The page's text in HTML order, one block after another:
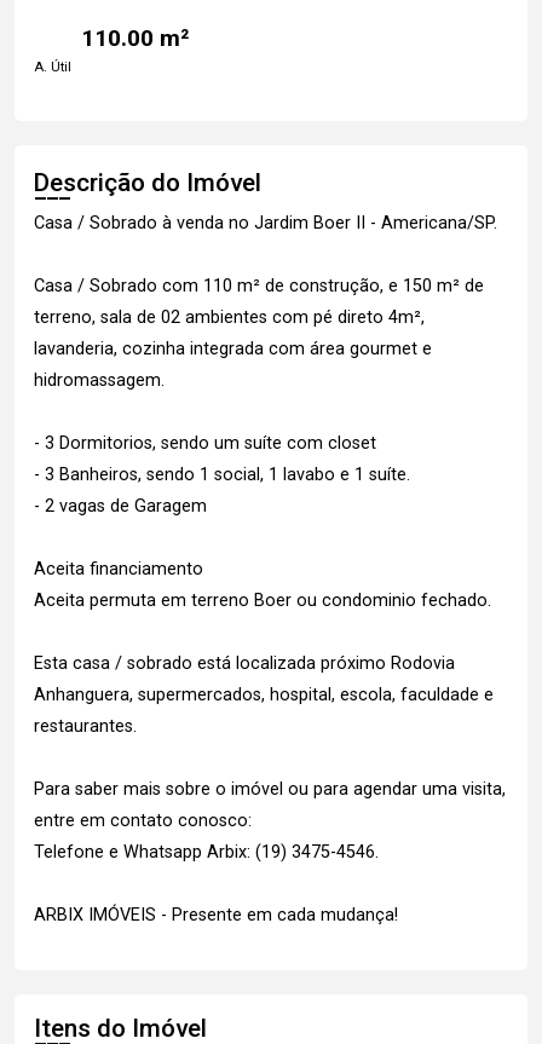
110.00 m²
A. Útil
Descrição do Imóvel
Casa / Sobrado à venda no Jardim Boer II - Americana/SP.
Casa / Sobrado com 110 m² de construção, e 150 m² de
terreno, sala de 02 ambientes com pé direto 4m²,
lavanderia, cozinha integrada com área gourmet e
hidromassagem.
- 3 Dormitorios, sendo um suíte com closet
- 3 Banheiros, sendo 1 social, 1 lavabo e 1 suíte.
- 2 vagas de Garagem
Aceita financiamento
Aceita permuta em terreno Boer ou condominio fechado.
Esta casa / sobrado está localizada próximo Rodovia
Anhanguera, supermercados, hospital, escola, faculdade e
restaurantes.
Para saber mais sobre o imóvel ou para agendar uma visita,
entre em contato conosco:
Telefone e Whatsapp Arbix: (19) 3475-4546.
ARBIX IMÓVEIS - Presente em cada mudança!
Itens do Imóvel